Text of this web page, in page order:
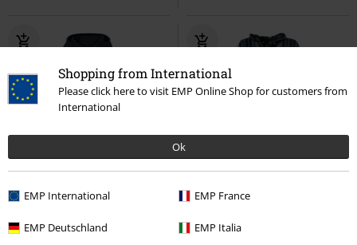
Shopping from International
Please click here to visit EMP Online Shop for customers from
International
Ok
EMP International EMP France
EMP Deutschland EMP Italia
Dancing Like Flames Hippie